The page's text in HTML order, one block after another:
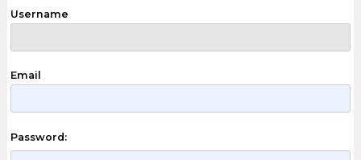
Username
Email
Password: